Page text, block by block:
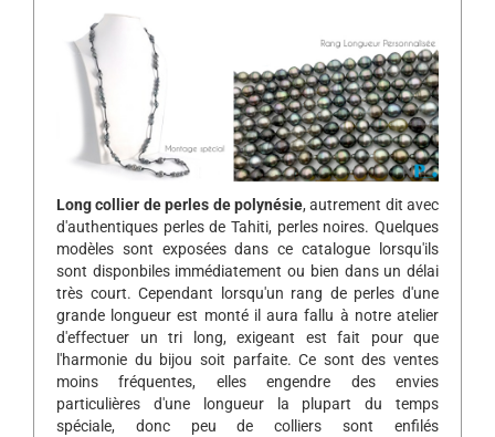
Long collier de perles de polynésie, autrement dit avec
d'authentiques perles de Tahiti, perles noires. Quelques
modèles sont exposées dans ce catalogue lorsqu'ils
sont disponbiles immédiatement ou bien dans un délai
très court. Cependant lorsqu'un rang de perles d'une
grande longueur est monté il aura fallu à notre atelier
d'effectuer un tri long, exigeant est fait pour que
l'harmonie du bijou soit parfaite. Ce sont des ventes
moins fréquentes, elles engendre des envies
particulières d'une longueur la plupart du temps
spéciale, donc peu de colliers sont enfilés